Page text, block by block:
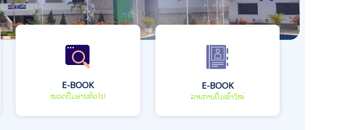
E-BOOK
ໝວດປື້ມອ່ານທົ່ວໄປ
E-BOOK
ລາຍການປື້ມເຂົ້າໃໝ່